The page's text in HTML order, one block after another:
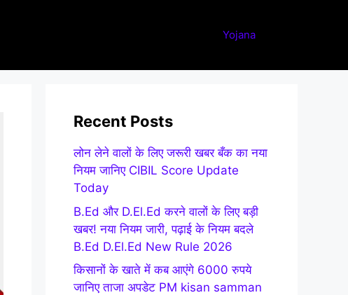
Yojana
Recent Posts
लोन लेने वालों के लिए जरूरी खबर बँक का नया
नियम जानिए CIBIL Score Update
Today
B.Ed और D.El.Ed करने वालों के लिए बड़ी
खबर! नया नियम जारी, पढ़ाई के नियम बदले
B.Ed D.El.Ed New Rule 2026
किसानों के खाते में कब आएंगे 6000 रुपये
जानिए ताजा अपडेट PM kisan samman